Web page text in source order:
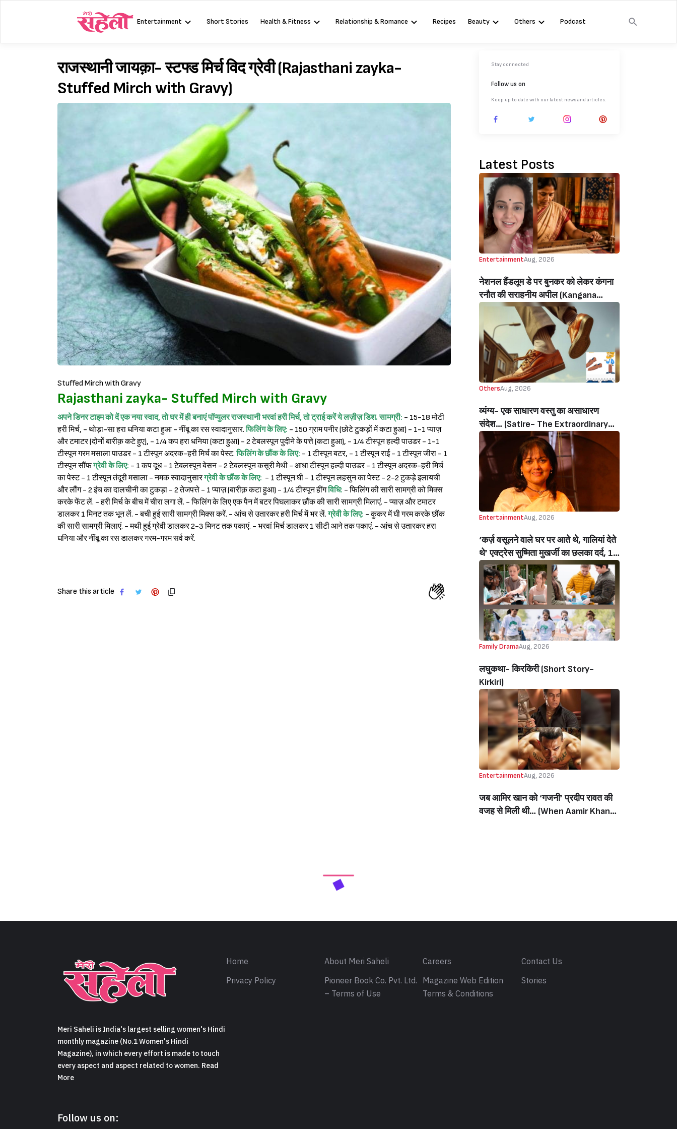
Entertainment Short Stories Health & Fitness Relationship & Romance Recipes Beauty Others Podcast
राजस्थानी जायक़ा- स्टफ्ड मिर्च विद ग्रेवी (Rajasthani zayka-
Stuffed Mirch with Gravy)
Stuffed Mirch with Gravy
Rajasthani zayka- Stuffed Mirch with Gravy
अपने डिनर टाइम को दें एक नया स्वाद, तो घर में ही बनाएं पॉप्युलर राजस्थानी भरवां हरी मिर्च, तो ट्राई करें ये लज़ीज़ डिश. सामग्री: - 15-18 मोटी
हरी मिर्च, - थोड़ा-सा हरा धनिया कटा हुआ - नींबू का रस स्वादानुसार.फिलिंग के लिए: - 150 ग्राम पनीर (छोटे टुकड़ों में कटा हुआ) - 1-1 प्याज़
और टमाटर (दोनोें बारीक़ कटे हुए), - 1/4 कप हरा धनिया (कटा हुआ) - 2 टेबलस्पून पुदीने के पत्ते (कटा हुआ), - 1/4 टीस्पून हल्दी पाउडर - 1-1
टीस्पून गरम मसाला पाउडर - 1 टीस्पून अदरक-हरी मिर्च का पेस्ट.फिलिंग के छौंक के लिए: - 1 टीस्पून बटर, - 1 टीस्पून राई - 1 टीस्पून जीरा - 1
टीस्पून सौंफग्रेवी के लिए: - 1 कप दूध - 1 टेबलस्पून बेसन - 2 टेबलस्पून कसूरी मेथी - आधा टीस्पून हल्दी पाउडर - 1 टीस्पून अदरक-हरी मिर्च
का पेस्ट - 1 टीस्पून तंदूरी मसाला - नमक स्वादानुसारग्रेवी के छौंक के लिए: - 1 टीस्पून घी - 1 टीस्पून लहसुन का पेस्ट - 2-2 टुकड़े इलायची
और लौंग - 2 इंच का दालचीनी का टुकड़ा - 2 तेजपत्ते - 1 प्याज़ (बारीक़ कटा हुआ) - 1/4 टीस्पून हींगविधि: - फिलिंग की सारी सामग्री को मिक्स
करके फेंट लें. - हरी मिर्च के बीच में चीरा लगा लें. - फिलिंग के लिए एक पैन में बटर पिघलाकर छौंक की सारी सामग्री मिलाएं. - प्याज़ और टमाटर
डालकर 1 मिनट तक भून लें. - बची हुई सारी सामग्री मिक्स करें. - आंच से उतारकर हरी मिर्च में भर लें.ग्रेवी के लिए: - कुकर में घी गरम करके छौंक
की सारी सामग्री मिलाएं. - मथी हुई ग्रेवी डालकर 2-3 मिनट तक पकाएं. - भरवां मिर्च डालकर 1 सीटी आने तक पकाएं. - आंच से उतारकर हरा
धनिया और नींबू का रस डालकर गरम-गरम सर्व करें.
Share this article
Stay connected
Follow us on
Keep up to date with our latest news and articles.
Latest Posts
EntertainmentAug, 2026
नेशनल हैंडलूम डे पर बुनकर को लेकर कंगना
रनौत की सराहनीय अपील (Kangana
Ranaut’s Commendable Appeal
Regarding Weavers On National
Handloom Day)
OthersAug, 2026
व्यंग्य- एक साधारण वस्तु का असाधारण
संदेश… (Satire- The Extraordinary
Message Of An Ordinary Object…)
EntertainmentAug, 2026
‘कर्ज़ वसूलने वाले घर पर आते थे, गालियां देते
थे’ एक्ट्रेस सुष्मिता मुखर्जी का छलका दर्द, 1
करोड़ का कर्ज उतारने के लिए करनी पड़ी थी
C ग्रेड फिल्में, बोलीं- ‘मैंने अपनी आत्मा बेच दी
थी’ (‘I Sold My Soul’ Actress
Sushmita Mukherjee Recalls Doing
C-Grade Films To Pay Loan)
Family DramaAug, 2026
लघुकथा- किरकिरी (Short Story-
Kirkiri)
EntertainmentAug, 2026
जब आमिर खान को ‘गजनी’ प्रदीप रावत की
वजह से मिली थी… (When Aamir Khan
Meri Saheli is India's largest selling women's Hindi
monthly magazine (No.1 Women's Hindi
Magazine), in which every effort is made to touch
every aspect and aspect related to women. Read
More
Follow us on:
Home About Meri Saheli Careers
Contact Us
Privacy Policy
Pioneer Book Co. Pvt. Ltd.
– Terms of Use
Magazine Web Edition
Terms & Conditions
Stories